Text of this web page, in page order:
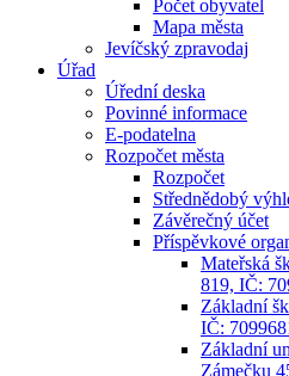
Počet obyvatel
Mapa města
Jevíčský zpravodaj
Úřad
Úřední deska
Povinné informace
E-podatelna
Rozpočet města
Rozpočet
Střednědobý
Závěrečný účet
Příspěvkové
Mateřská
819, IČ:
Základní
IČ:
Základní
Zámečku